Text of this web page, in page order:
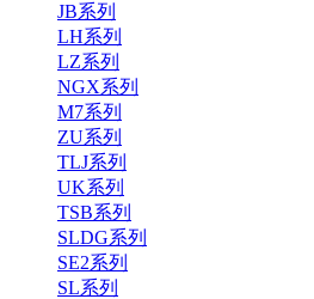
JB系列
LH系列
LZ系列
NGX系列
M7系列
ZU系列
TLJ系列
UK系列
TSB系列
SLDG系列
SE2系列
SL系列